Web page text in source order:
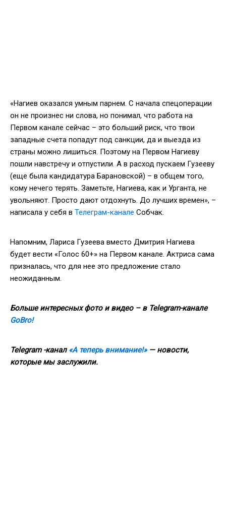
«Нагиев оказался умным парнем. С начала спецоперации
он не произнес ни слова, но понимал, что работа на
Первом канале сейчас – это больший риск, что твои
западные счета попадут под санкции, да и выезда из
страны можно лишиться. Поэтому на Первом Нагиеву
пошли навстречу и отпустили. А в расход пускаем Гузееву
(еще была кандидатура Барановской) – в общем того,
кому нечего терять. Заметьте, Нагиева, как и Урганта, не
увольняют. Просто дают отдохнуть. До лучших времен», –
написала у себя в Телеграм-канале Собчак.
Напомним, Лариса Гузеева вместо Дмитрия Нагиева
будет вести «Голос 60+» на Первом канале. Актриса сама
призналась, что для нее это предложение стало
неожиданным.
Больше интересных фото и видео – в Telegram-канале
GoBro!
Telegram -канал «А теперь внимание!»— новости,
которые мы заслужили.